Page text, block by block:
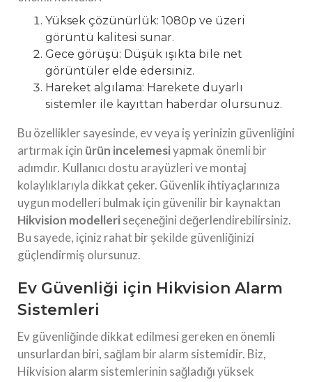
Yüksek çözünürlük: 1080p ve üzeri
görüntü kalitesi sunar.
Gece görüşü: Düşük ışıkta bile net
görüntüler elde edersiniz.
Hareket algılama: Harekete duyarlı
sistemler ile kayıttan haberdar olursunuz.
Bu özellikler sayesinde, ev veya iş yerinizin güvenliğini
artırmak için ürün incelemesiyapmak önemli bir
adımdır. Kullanıcı dostu arayüzleri ve montaj
kolaylıklarıyla dikkat çeker. Güvenlik ihtiyaçlarınıza
uygun modelleri bulmak için güvenilir bir kaynaktan
Hikvision modelleriseçeneğini değerlendirebilirsiniz.
Bu sayede, içiniz rahat bir şekilde güvenliğinizi
güçlendirmiş olursunuz.
Ev Güvenliği için Hikvision Alarm
Sistemleri
Ev güvenliğinde dikkat edilmesi gereken en önemli
unsurlardan biri, sağlam bir alarm sistemidir. Biz,
Hikvision alarm sistemlerinin sağladığı yüksek